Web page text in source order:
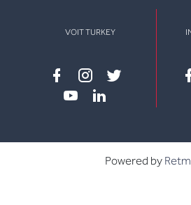
VOIT TURKEY
Facebook
instagram
twitter
Powered by